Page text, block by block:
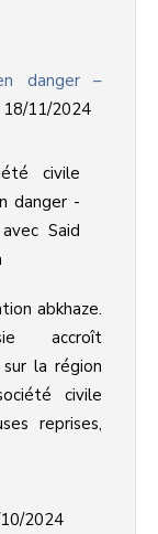
danger –
18/11/2024
abkhaze.
accroît
la région
civile
reprises,
2024